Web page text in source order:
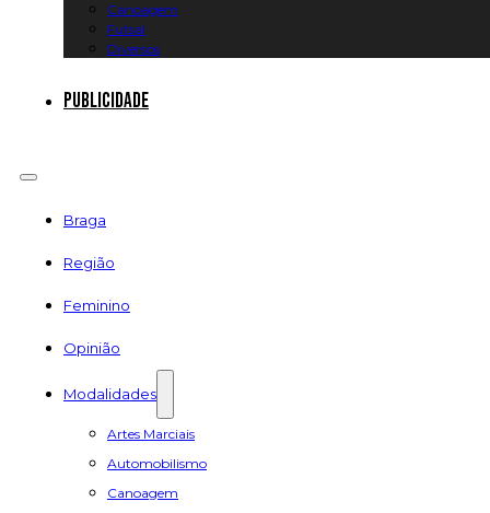
Canoagem
Futsal
Diversos
Publicidade
Braga
Região
Feminino
Opinião
Modalidades
Artes Marciais
Automobilismo
Canoagem